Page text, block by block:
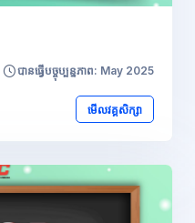
បានធ្វើបច្ចុប្បន្នភាព: May 2025
មើលវគ្គសិក្សា